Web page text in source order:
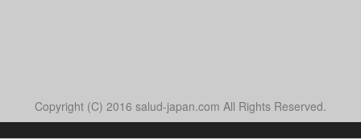
Copyright (C) 2016 salud-japan.com All Rights Reserved.